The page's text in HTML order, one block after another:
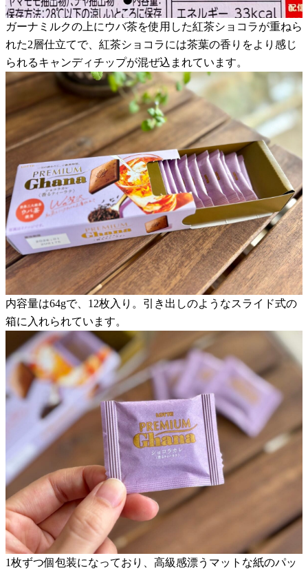
ガーナミルクの上にウバ茶を使用した紅茶ショコラが重ねら
れた2層仕立てで、紅茶ショコラには茶葉の香りをより感じ
られるキャンディチップが混ぜ込まれています。
内容量は64gで、12枚入り。引き出しのようなスライド式の
箱に入れられています。
1枚ずつ個包装になっており、高級感漂うマットな紙のパッ